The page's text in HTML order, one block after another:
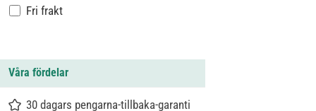
Lägg till filter: Fri frakt
Fri frakt
Våra fördelar
30 dagars pengarna-tillbaka-garanti